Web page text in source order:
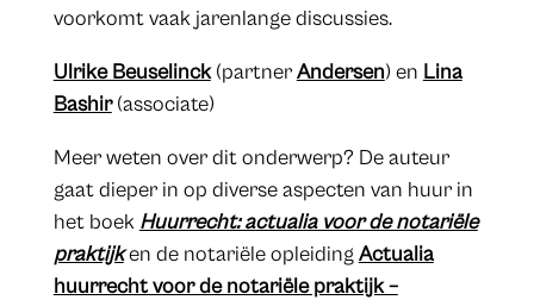
voorkomt vaak jarenlange discussies.
Ulrike Beuselinck(partnerAndersen) en Lina
Bashir(associate)
Meer weten over dit onderwerp? De auteur
gaat dieper in op diverse aspecten van huur in
het boek Huurrecht: actualia voor de notariële
praktijken de notariële opleidingActualia
huurrecht voor de notariële praktijk –